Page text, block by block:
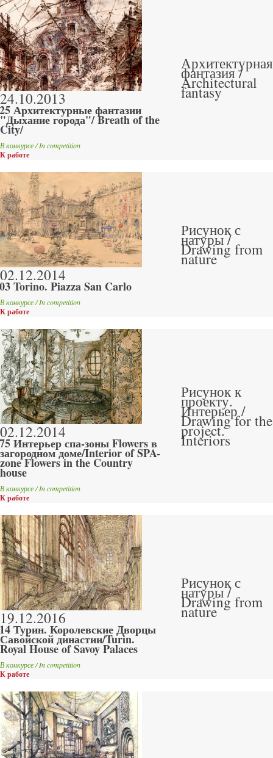
24.10.2013
Архитектурные фантазии
"Дыхание города"/ Breath of the
City/
В конкурсе / In competition
К работе
Архитектурная
фантазия /
Architectural
fantasy
02.12.2014
Torino. Piazza San Carlo
В конкурсе / In competition
К работе
Рисунок с
натуры /
Drawing from
nature
02.12.2014
Интерьер спа-зоны Flowers в
загородном доме/Interior of SPA-
zone Flowers in the Country
house
В конкурсе / In competition
К работе
Рисунок к
проекту.
Интерьер /
Drawing for the
project.
Interiors
19.12.2016
Турин. Королевские Дворцы
Савойской династии/Turin.
Royal House of Savoy Palaces
В конкурсе / In competition
К работе
Рисунок с
натуры /
Drawing from
nature